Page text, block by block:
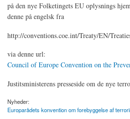
på den nye Folketingets EU oplysnings
denne på engelsk fra
http://conventions.coe.int/Treaty/EN/
via denne url:
Council of Europe Convention on the
Justitsministerens presseside om de nye
Nyheder:
Europarådets konvention om forebyggelse af